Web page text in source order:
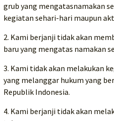
grub yang mengatasnamakan
kegiatan sehari-hari maupun
2. Kami berjanji tidak akan
baru yang mengatas namakan
3. Kami tidak akan melakukan
yang melanggar hukum yang
Republik Indonesia.
4. Kami berjanji tidak akan